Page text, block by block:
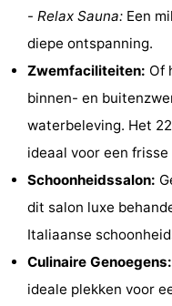
Speeltuinen
Binnenspeeltuinen
-
Bowlen
Wellness
centra
Dorpen
Steden
Natuur
Rondleidingen
Sporten
- Relax Sauna: Een
diepe ontspanning.
Zwemfaciliteiten: Of
binnen- en
waterbeleving. Het
ideaal voor een
Schoonheidssalon:
dit salon luxe
Italiaanse
Culinaire Genoegens:
ideale plekken voor